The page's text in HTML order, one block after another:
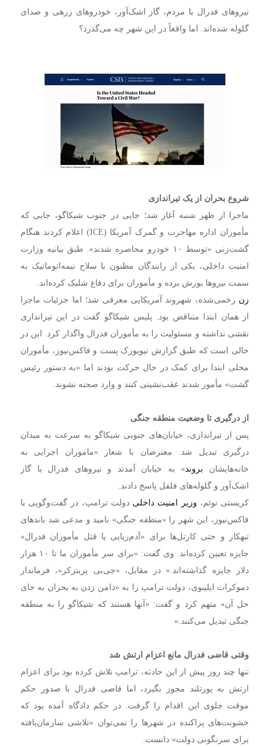
نیروهای فدرال با مردم، گاز اشک‌آور، خودروهای زرهی و صدای
گلوله شده‌اند. اما واقعاً در این شهر چه می‌گذرد؟
شروع بحران از یک تیراندازی
ماجرا از ظهر شنبه آغاز شد؛ جایی در جنوب شیکاگو، جایی که
مأموران اداره مهاجرت و گمرک آمریکا (ICE) اعلام کردند هنگام
گشت‌زنی «توسط ۱۰ خودرو محاصره شدند». طبق بیانیه وزارت
امنیت داخلی، یکی از رانندگان مظنون با سلاح نیمه‌اتوماتیک به
سمت نیروها یورش برده و مأموران برای دفاع شلیک کرده‌اند.
زن زخمی‌شده، شهروند آمریکایی معرفی شد؛ اما جزئیات ماجرا
از همان ابتدا متناقض بود. پلیس شیکاگو گفت در این تیراندازی
نقشی نداشته و مسئولیت را به مأموران فدرال واگذار کرد. این در
حالی است که طبق گزارش نیویورک پست و فاکس‌نیوز، مأموران
محلی ابتدا برای کمک در حال حرکت بودند اما «به دستور رئیس
گشت» مأمور شدند عقب‌نشینی کنند و وارد صحنه نشوند.
از درگیری تا وضعیت منطقه جنگی
پس از تیراندازی، خیابان‌های جنوبی شیکاگو به سرعت به میدان
درگیری تبدیل شد. معترضان با شعار «ماموران اجرایی به
خانه‌هایشان بروند» به خیابان آمدند و نیروهای فدرال با گاز
اشک‌آور و گلوله‌های فلفل پاسخ دادند.
کریستی نوئم، وزیر امنیت داخلی دولت ترامپ، در گفت‌وگویی با
فاکس‌نیوز، این شهر را «منطقه جنگی» نامید و مدعی شد باندهای
تبهکار و حتی کارتل‌ها برای «آدم‌ربایی یا قتل مأموران فدرال»
جایزه تعیین کرده‌اند. وی گفت: «برای سر مأموران ما تا ۱۰ هزار
دلار جایزه گذاشته‌اند.» در مقابل، «جی‌بی پریتزکر»، فرماندار
دموکرات ایلینوی، دولت ترامپ را به «دامن زدن به بحران به جای
حل آن» متهم کرد و گفت: «آنها هستند که شیکاگو را به منطقه
جنگی تبدیل می‌کنند.»
وقتی قاضی فدرال مانع اعزام ارتش شد
تنها چند روز پیش از این حادثه، ترامپ تلاش کرده بود برای اعزام
ارتش به پورتلند مجوز بگیرد، اما قاضی فدرال با صدور حکم
موقت جلوی این اقدام را گرفت. در حکم دادگاه آمده بود که
خشونت‌های پراکنده در شهرها را نمی‌توان «تلاشی سازمان‌یافته
برای سرنگونی دولت» دانست.